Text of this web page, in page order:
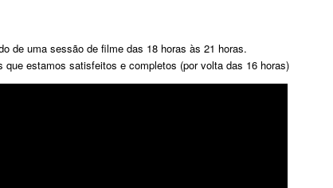
de uma sessão de filme das 18 horas às 21 horas.
que estamos satisfeitos e completos (por volta das 16 horas)